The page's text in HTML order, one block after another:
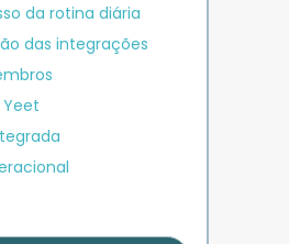
da rotina diária
das integrações